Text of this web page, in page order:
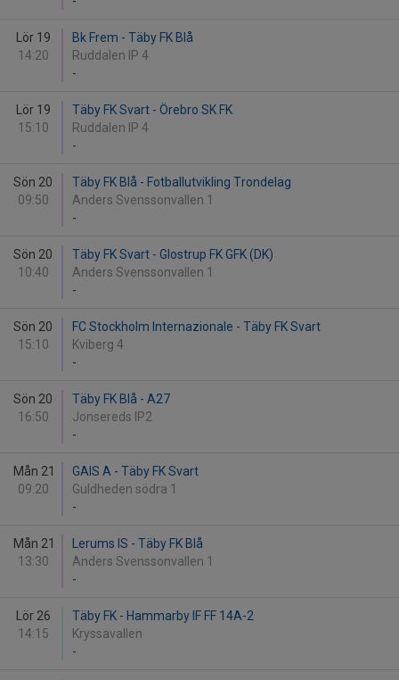
Lör 19
14:20
Bk Frem - Täby FK Blå
Ruddalen IP 4
-
Lör 19
15:10
Täby FK Svart - Örebro SK FK
Ruddalen IP 4
-
Sön 20
09:50
Täby FK Blå - Fotballutvikling Trondelag
Anders Svenssonvallen 1
-
Sön 20
10:40
Täby FK Svart - Glostrup FK GFK (DK)
Anders Svenssonvallen 1
-
Sön 20
15:10
FC Stockholm Internazionale - Täby FK Svart
Kviberg 4
-
Sön 20
16:50
Täby FK Blå - A27
Jonsereds IP2
-
Mån 21
09:20
GAIS A - Täby FK Svart
Guldheden södra 1
-
Mån 21
13:30
Lerums IS - Täby FK Blå
Anders Svenssonvallen 1
-
Lör 26
14:15
Täby FK - Hammarby IF FF 14A-2
Kryssavallen
-